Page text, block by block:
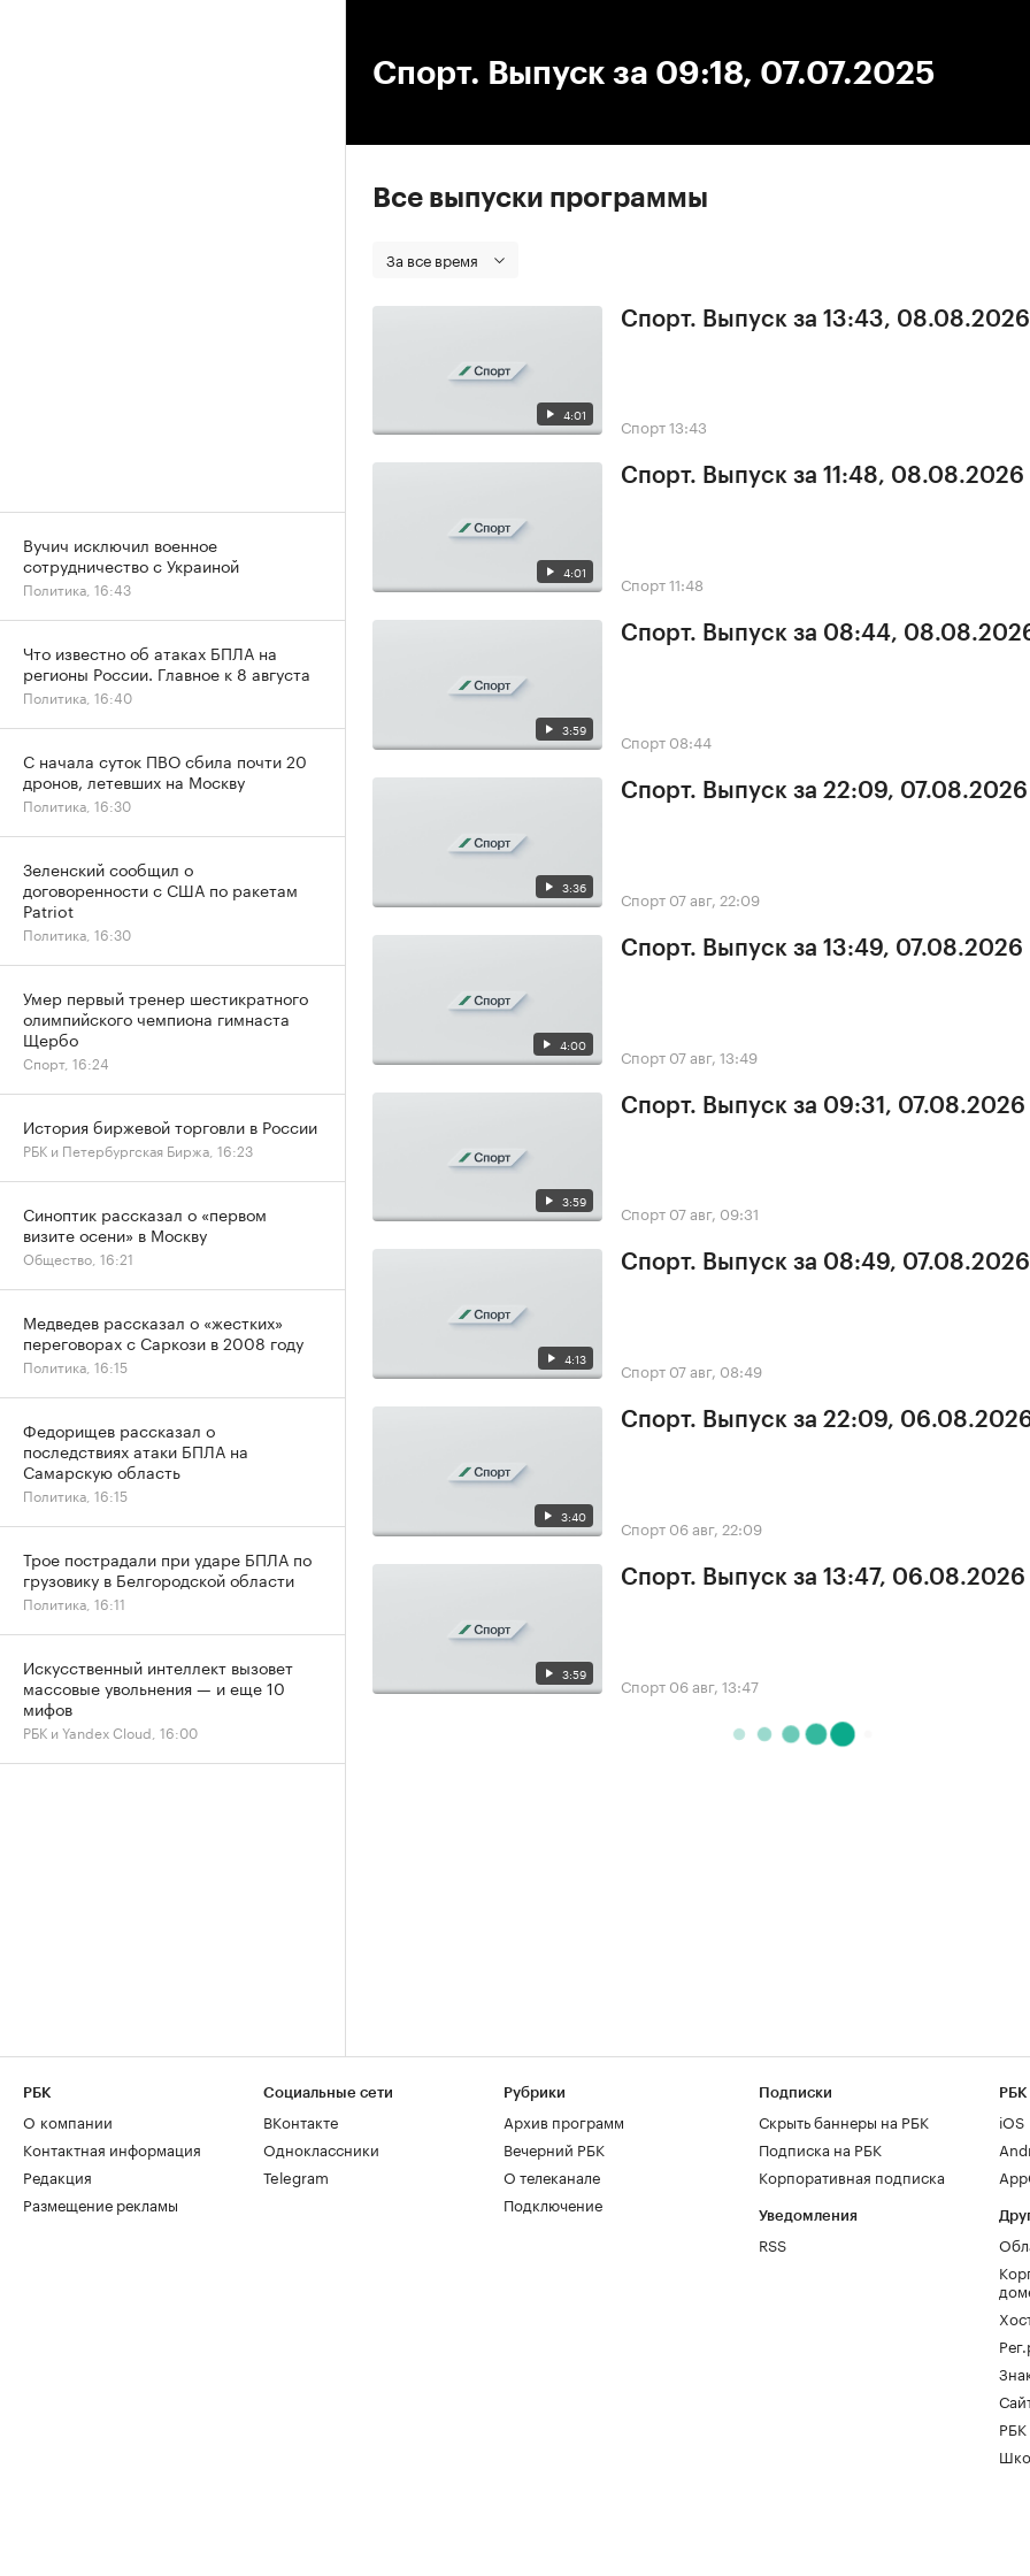
Спорт. Выпуск за 09:18, 07.07.2025
Все выпуски программы
За все время
4:01
Спорт. Выпуск за 13:43, 08.08.2026
Спорт13:43
4:01
Спорт. Выпуск за 11:48, 08.08.2026
Спорт11:48
3:59
Спорт. Выпуск за 08:44,
Спорт 08:44
3:36
Спорт. Выпуск за 22:09, 07.08.2026
Спорт 07 авг, 22:09
4:00
Спорт. Выпуск за 13:49, 07.08.2026
Спорт 07 авг, 13:49
3:59
Спорт. Выпуск за 09:31, 07.08.2026
Спорт 07 авг, 09:31
4:13
Спорт. Выпуск за 08:49, 07.08.2026
Спорт 07 авг, 08:49
3:40
Спорт. Выпуск за 22:09,
Спорт 06 авг, 22:09
3:59
Спорт. Выпуск за 13:47, 06.08.2026
Спорт 06 авг, 13:47
Вучич исключил военное
сотрудничество с Украиной
Политика, 16:43
Что известно об атаках БПЛА на
регионы России. Главное к 8 августа
Политика, 16:40
С начала суток ПВО сбила почти 20
дронов, летевших на Москву
Политика, 16:30
Зеленский сообщил о
договоренности с США по ракетам
Patriot
Политика, 16:30
Умер первый тренер шестикратного
олимпийского чемпиона гимнаста
Щербо
Спорт, 16:24
История биржевой торговли в России
РБК и Петербургская Биржа, 16:23
Синоптик рассказал о «первом
визите осени» в Москву
Общество, 16:21
Медведев рассказал о «жестких»
переговорах с Саркози в 2008 году
Политика, 16:15
Федорищев рассказал о
последствиях атаки БПЛА на
Самарскую область
Политика, 16:15
Трое пострадали при ударе БПЛА по
грузовику в Белгородской области
Политика, 16:11
Искусственный интеллект вызовет
массовые увольнения — и еще 10
мифов
РБК и Yandex Cloud, 16:00
РБК
О компании
Контактная информация
Редакция
Размещение рекламы
Социальные сети
ВКонтакте
Одноклассники
Telegram
Рубрики
Архив программ
Вечерний РБК
О телеканале
Подключение
Подписки
Скрыть баннеры на РБК
Подписка на РБК
Корпоративная подписка
Уведомления
RSS
РБК
iOS